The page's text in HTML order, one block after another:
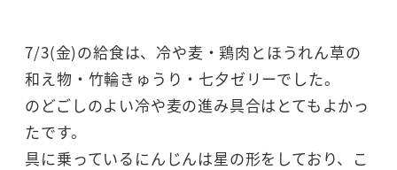
7/3(金)の給食は、冷や麦・鶏肉とほうれん草の
和え物・竹輪きゅうり・七夕ゼリーでした。
のどごしのよい冷や麦の進み具合はとてもよかっ
たです。
具に乗っているにんじんは星の形をしており、こ